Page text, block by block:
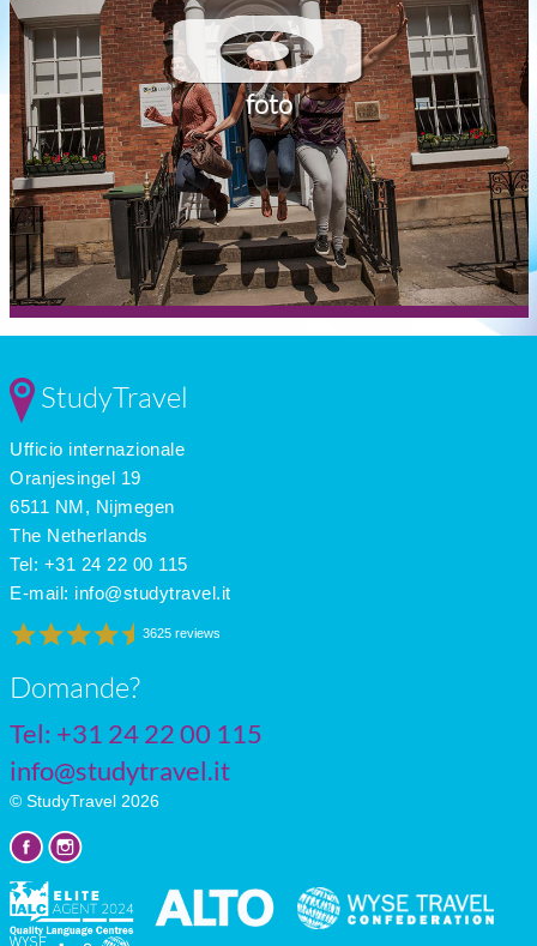
foto
StudyTravel
Ufficio internazionale
Oranjesingel 19
6511 NM, Nijmegen
The Netherlands
Tel: +31 24 22 00 115
E-mail: info@studytravel.it
3625 reviews
Domande?
Tel: +31 24 22 00 115
info@studytravel.it
© StudyTravel 2026